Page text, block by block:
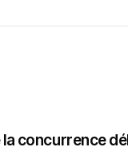
concurrence